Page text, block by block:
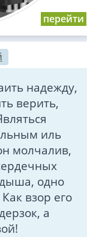
надежду,
верить,
иль
молчалив,
одно
взор его
а